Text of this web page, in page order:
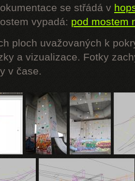
se střádá v
vypadá: pod mostem
ploch uvažovaných k
a vizualizace. Fotky
v čase.